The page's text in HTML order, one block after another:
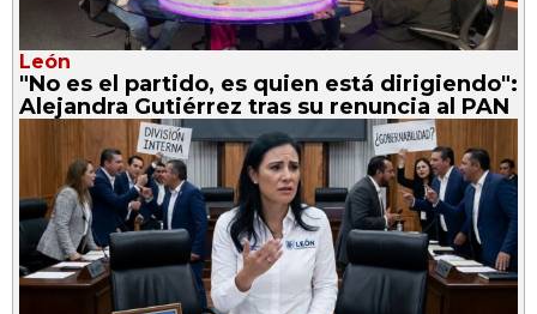
León
"No es el partido, es quien está dirigiendo":
Alejandra Gutiérrez tras su renuncia al PAN